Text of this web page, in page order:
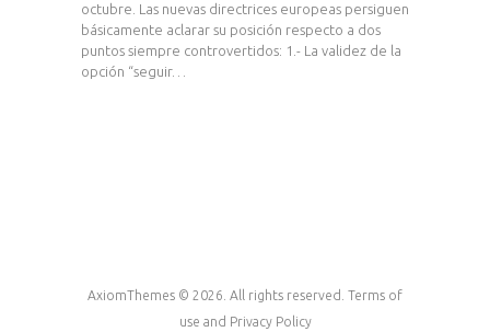
octubre. Las nuevas directrices europeas persiguen
básicamente aclarar su posición respecto a dos
puntos siempre controvertidos: 1.- La validez de la
opción “seguir…
AxiomThemes © 2026. All rights reserved. Terms of
use and Privacy Policy